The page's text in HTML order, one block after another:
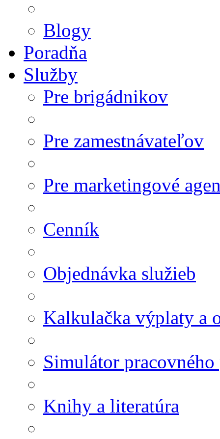
Blogy
Poradňa
Služby
Pre brigádnikov
Pre zamestnávateľov
Pre marketingové
Cenník
Objednávka služieb
Kalkulačka výplaty a
Simulátor
Knihy a literatúra